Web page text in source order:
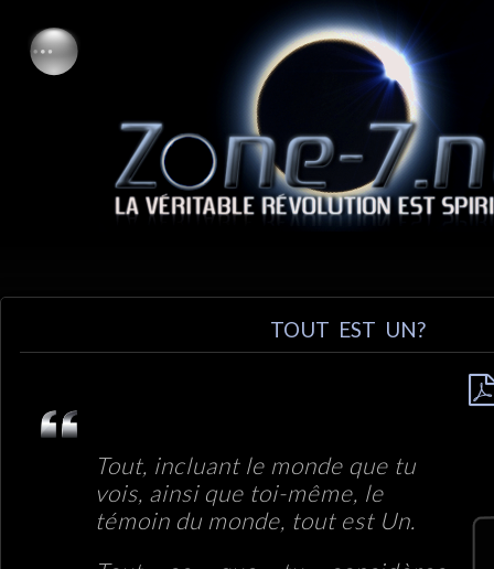
TOUT EST UN?
Tout, incluant le monde que tu
vois, ainsi que toi-même, le
témoin du monde, tout est Un.